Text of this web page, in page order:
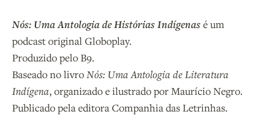
Nós: Uma Antologia de Histórias Indígenasé um
podcast original Globoplay.
Produzido pelo B9.
Baseado no livro Nós: Uma Antologia de Literatura
Indígena, organizado e ilustrado por Maurício Negro.
Publicado pela editora Companhia das Letrinhas.